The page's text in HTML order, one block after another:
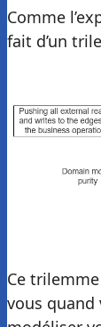
Comme
fait d’un
Ce
vous quand